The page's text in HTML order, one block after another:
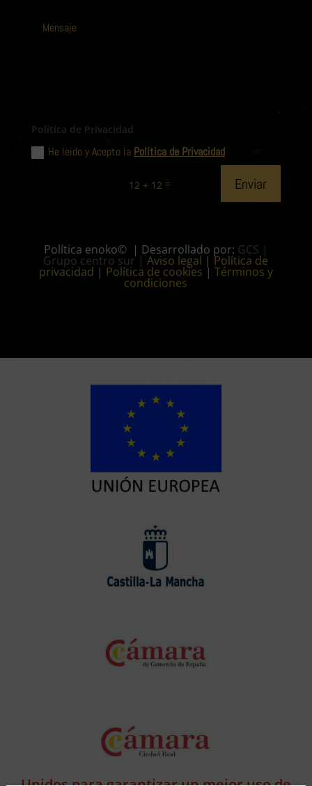
Política de Privacidad
He leido y Acepto la Política de Privacidad
12 + 12 = Enviar
Política enoko© | Desarrollado por: GCS |
Grupo centro sur |Aviso legal |Política de
privacidad | Política de cookies | Términos y
condiciones